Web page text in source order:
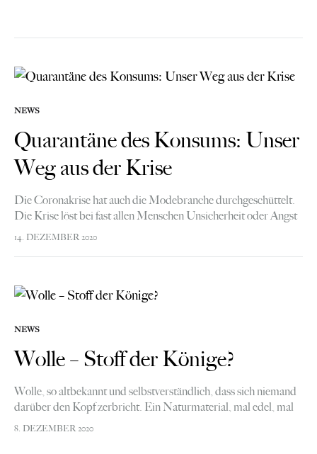
NEWS
Quarantäne des Konsums: Unser
Weg aus der Krise
Die Coronakrise hat auch die Modebranche durchgeschüttelt.
Die Krise löst bei fast allen Menschen Unsicherheit oder Angst
ein. Pessimismus über die wirtschaftliche Entwicklung ist bei
Verbraucherinnen und Verbrauchern weit verbreitet.…
14. DEZEMBER 2020
NEWS
Wolle – Stoff der Könige?
Wolle, so altbekannt und selbstverständlich, dass sich niemand
darüber den Kopf zerbricht. Ein Naturmaterial, mal edel, mal
kratzig. Woher aber stammt Wolle, Schafwolle? Wie und wo
8. DEZEMBER 2020